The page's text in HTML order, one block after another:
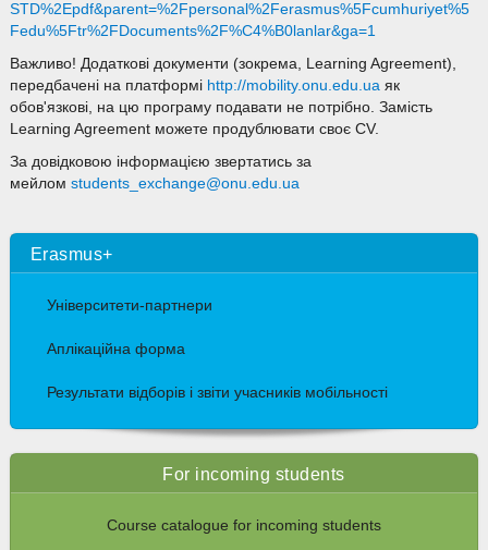
STD%2Epdf&parent=%2Fpersonal%2Ferasmus%5Fcumhuriyet%5
Fedu%5Ftr%2FDocuments%2F%C4%B0lanlar&ga=1
Важливо! Додаткові документи (зокрема, Learning Agreement),
передбачені на платформі http://mobility.onu.edu.uaяк
обов'язкові, на цю програму подавати не потрібно. Замість
Learning Agreement можете продублювати своє CV.
За довідковою інформацією звертатись за
мейлом students_exchange@onu.edu.ua
Erasmus+
Університети-партнери
Аплікаційна форма
Результати відборів і звіти учасників мобільності
For incoming students
Course catalogue for incoming students